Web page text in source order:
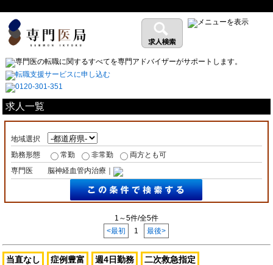
求人一覧
地域選択
勤務形態
常勤 非常勤
両方とも可
専門医
脳神経血管内治療｜
1～5件/全5件
<最初
1 最後>
当直なし 症例豊富 週4日勤務 二次救急指定